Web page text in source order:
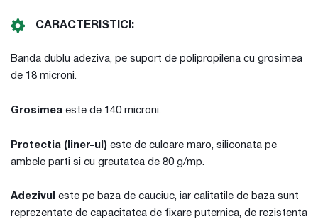
CARACTERISTICI:
Banda dublu adeziva, pe suport de polipropilena cu grosimea
de 18 microni.
Grosimea este de 140 microni.
Protectia (liner-ul) este de culoare maro, siliconata pe
ambele parti si cu greutatea de 80 g/mp.
Adezivul este pe baza de cauciuc, iar calitatile de baza sunt
reprezentate de capacitatea de fixare puternica, de rezistenta